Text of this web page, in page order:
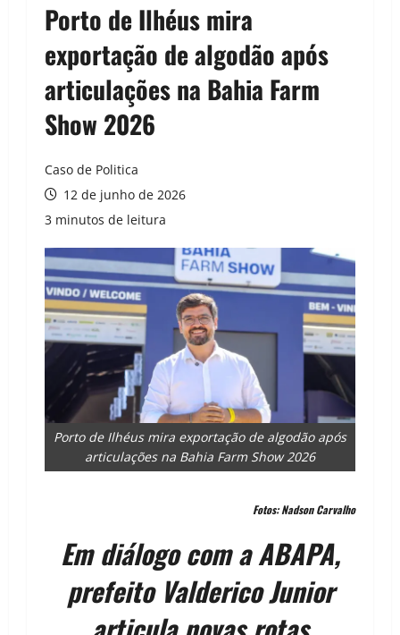
Porto de Ilhéus mira
exportação de algodão após
articulações na Bahia Farm
Show 2026
Caso de Politica
12 de junho de 2026
3 minutos de leitura
Porto de Ilhéus mira exportação de algodão após
articulações na Bahia Farm Show 2026
Fotos: Nadson Carvalho
Em diálogo com a ABAPA,
prefeito Valderico Junior